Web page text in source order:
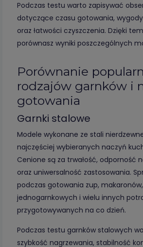
Podczas testu warto zapisywać
dotyczące czasu gotowania,
oraz łatwości czyszczenia. Dzięki
porównasz wyniki poszczególnych
Porównanie
rodzajów garnków i
gotowania
Garnki stalowe
Modele wykonane ze stali
najczęściej wybieranych naczyń
Cenione są za trwałość, odporność
oraz uniwersalność zastosowania.
podczas gotowania zup,
jednogarnkowych i wielu innych
przygotowywanych na co dzień.
Podczas testu garnków stalowych
szybkość nagrzewania, stabilność